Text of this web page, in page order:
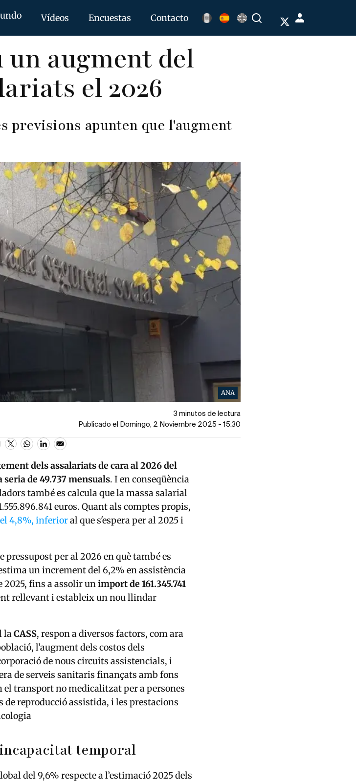
Vídeos Encuestas Contacto BuscarMenú
de
un augment del
el 2026
previsions apunten que l'augment
ANA
3 minutos de lectura
Publicado el Domingo, 2 Noviembre 2025 - 15:30
dels assalariats de cara al 2026 del
de 49.737 mensuals. I en conseqüència
també es calcula que la massa salarial
euros. Quant als comptes propis,
4,8%, inferioral que s'espera per al 2025 i
pressupost per al 2026 en què també es
un increment del 6,2% en assistència
2025, fins a assolir un import de 161.345.741
rellevant i estableix un nou llindar
la CASS, respon a diversos factors, com ara
l’augment dels costos dels
de nous circuits assistencials, i
de serveis sanitaris finançats amb fons
el transport no medicalitzat per a persones
reproducció assistida, i les prestacions
temporal
del 9,6% respecte a l’estimació 2025 dels